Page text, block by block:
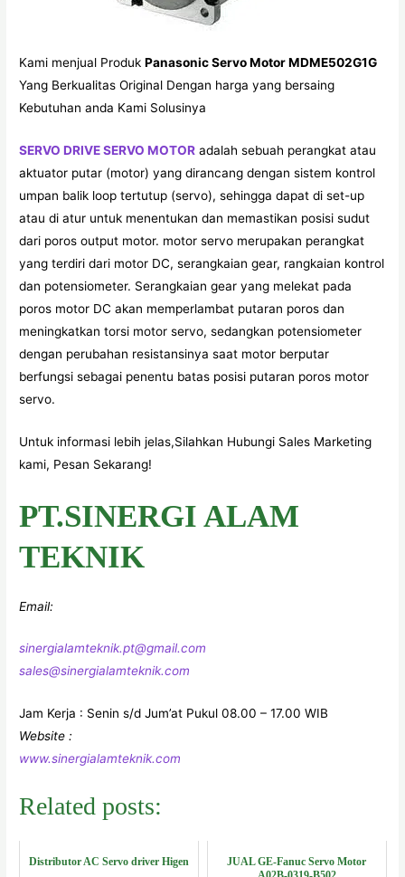
Kami menjual ProdukPanasonic Servo Motor MDME502G1G
Yang Berkualitas Original Dengan harga yang bersaing
Kebutuhan anda Kami Solusinya
SERVO DRIVE SERVO MOTOR adalah sebuah perangkat atau
aktuator putar (motor) yang dirancang dengan sistem kontrol
umpan balik loop tertutup (servo), sehingga dapat di set-up
atau di atur untuk menentukan dan memastikan posisi sudut
dari poros output motor. motor servo merupakan perangkat
yang terdiri dari motor DC, serangkaian gear, rangkaian kontrol
dan potensiometer. Serangkaian gear yang melekat pada
poros motor DC akan memperlambat putaran poros dan
meningkatkan torsi motor servo, sedangkan potensiometer
dengan perubahan resistansinya saat motor berputar
berfungsi sebagai penentu batas posisi putaran poros motor
servo.
Untuk informasi lebih jelas,Silahkan Hubungi Sales Marketing
kami, Pesan Sekarang!
PT.SINERGI ALAM
TEKNIK
Email:
sinergialamteknik.pt@gmail.com
sales@sinergialamteknik.com
Jam Kerja : Senin s/d Jum’at Pukul 08.00 – 17.00 WIB
Website :
www.sinergialamteknik.com
Related posts:
Distributor AC Servo driver Higen
JUAL GE-Fanuc Servo Motor